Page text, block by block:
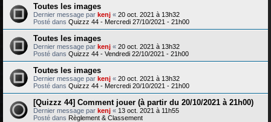
Toutes les images
Dernier message par kenj « 20 oct. 2021 à 13h32
Posté dans Quizzz 44 - Mercredi 27/10/2021 - 21h00
Toutes les images
Dernier message par kenj « 20 oct. 2021 à 13h32
Posté dans Quizzz 44 - Vendredi 22/10/2021 - 21h00
Toutes les images
Dernier message par kenj « 20 oct. 2021 à 13h32
Posté dans Quizzz 44 - Mercredi 20/10/2021 - 21h00
[Quizzz 44] Comment jouer (à partir du 20/10/2021 à 21h00)
Dernier message par kenj « 13 oct. 2021 à 11h55
Posté dans Règlement & Classement